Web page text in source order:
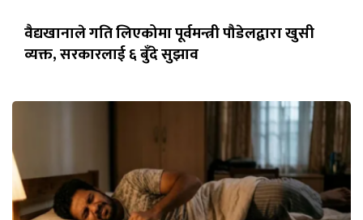
वैद्यखानाले गति लिएकोमा पूर्वमन्त्री पौडेलद्वारा खुसी
व्यक्त, सरकारलाई ६ बुँदे सुझाव